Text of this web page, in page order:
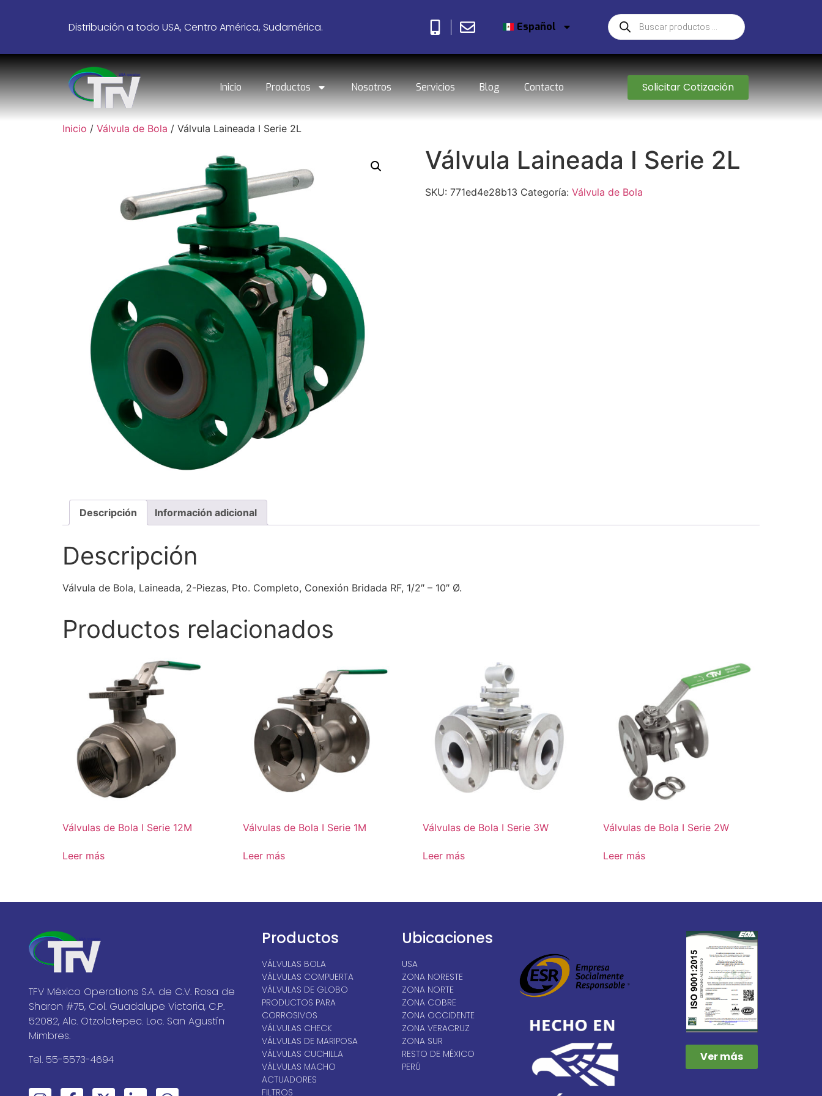
Distribución a todo USA, Centro América, Sudamérica. Español
Inicio Productos Nosotros Servicios Blog Contacto Solicitar Cotización
Inicio / Válvula de Bola / Válvula Laineada I Serie 2L
Válvula Laineada I Serie 2L
SKU: 771ed4e28b13 Categoría: Válvula de Bola
Descripción Información adicional
Descripción
Válvula de Bola, Laineada, 2-Piezas, Pto. Completo, Conexión Bridada RF, 1/2″ – 10″ Ø.
Productos relacionados
Válvulas de Bola I Serie 12M
Leer más
Válvulas de Bola I Serie 1M
Leer más
Válvulas de Bola I Serie 3W
Leer más
Válvulas de Bola I Serie 2W
Leer más
TFV México Operations S.A. de C.V. Rosa de
Sharon #75, Col. Guadalupe Victoria, C.P.
52082, Alc. Otzolotepec. Loc. San Agustín
Mimbres.
Tel. 55-5573-4694
Productos
VÁLVULAS BOLA
VÁLVULAS COMPUERTA
VÁLVULAS DE GLOBO
PRODUCTOS PARA
CORROSIVOS
VÁLVULAS CHECK
VÁLVULAS DE MARIPOSA
VÁLVULAS CUCHILLA
VÁLVULAS MACHO
ACTUADORES
FILTROS
Ubicaciones
USA
ZONA NORESTE
ZONA NORTE
ZONA COBRE
ZONA OCCIDENTE
ZONA VERACRUZ
ZONA SUR
RESTO DE MÉXICO
PERÚ
Ver más